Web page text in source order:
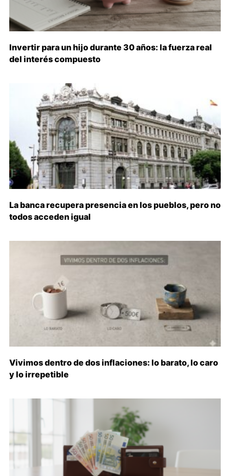
Invertir para un hijo durante 30 años: la fuerza real
del interés compuesto
La banca recupera presencia en los pueblos, pero no
todos acceden igual
Vivimos dentro de dos inflaciones: lo barato, lo caro
y lo irrepetible